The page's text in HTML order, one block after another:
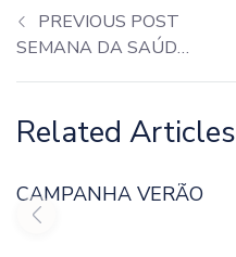
PREVIOUS POST
SEMANA DA SAÚDE COIMBRA
Related Articles
CAMPANHA VERÃO